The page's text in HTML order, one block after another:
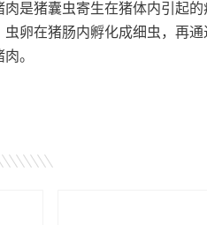
肉是猪囊虫寄生在猪体内引起
卵在猪肠内孵化成细虫，再
。